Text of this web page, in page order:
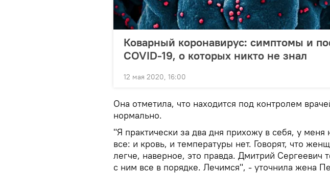
Коварный коронавирус: симптомы и
COVID-19, о которых никто не знал
12 мая 2020, 16:00
Она отметила, что находится под контролем
нормально.
"Я практически за два дня прихожу в себя, у меня
все: и кровь, и температуры нет. Говорят, что
легче, наверное, это правда. Дмитрий Сергеевич
с ним все в порядке. Лечимся", - уточнила жена